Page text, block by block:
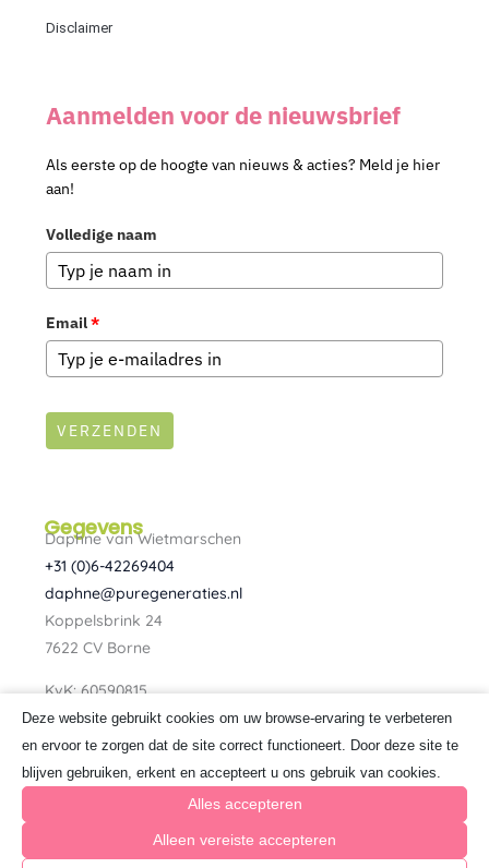
Gegevens
Daphne van Wietmarschen
+31 (0)6-42269404
daphne@puregeneraties.nl
Koppelsbrink 24
7622 CV Borne
KvK: 60590815
BTW: NL080734303B01
F
c
o
I
s
r
Disclaimer
Aanmelden voor de nieuwsbrief
Als eerste op de hoogte van nieuws & acties? Meld je hier
aan!
Volledige naam
Email*
VERZENDEN
Deze website gebruikt cookies om uw browse-ervaring te verbeteren
en ervoor te zorgen dat de site correct functioneert. Door deze site te
blijven gebruiken, erkent en accepteert u ons gebruik van cookies.
Alles accepteren
Alleen vereiste accepteren